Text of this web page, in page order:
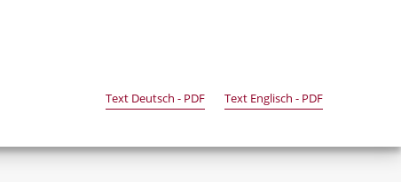
Text Deutsch - PDF Text Englisch - PDF